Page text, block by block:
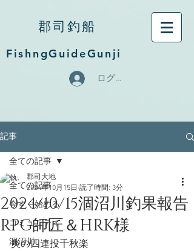
郡司釣船
FishngGuideGunji
ログイン
記事
全ての記事
今すぐ始める
コミュニティ
涸沼川
全ての記事
2024/10/15涸沼川釣果報告
RPG師匠＆HRK様
郡司大地
2024年10月15日 読了時間: 3分
炎の四連投千秋楽